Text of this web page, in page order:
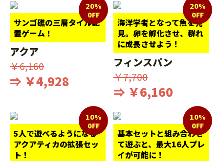
サンゴ礁の三層タイル配
置ゲーム！
20%
0FF
アクア
￥6,160
⇒ ￥4,928
海洋学者となって魚を発
見。卵を孵化させ、群れ
に成長させよう！
20%
0FF
フィンスパン
￥7,700
⇒ ￥6,160
5人で遊べるようになる
アクアティカの拡張セッ
ト！
10%
0FF
基本セットと組み合わせ
て遊ぶと、最大16人プレ
イが可能に！
10%
0FF